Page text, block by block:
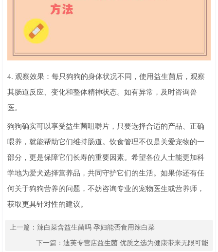
4. 观察效果：每只狗狗的身体状况不同，使用益生菌后，观察
其肠道反应、变化和整体精神状态。如有异常，及时咨询兽
医。
狗狗确实可以享受益生菌咀嚼片，只要选择合适的产品、正确
喂养，就能帮助它们维持肠道。饮食管理不仅是关爱宠物的一
部分，更是保障它们长寿的重要因素。希望各位人士能更加科
学地为爱犬选择营养品，共同守护它们的生活。如果你还有任
何关于狗狗营养的问题，不妨咨询专业的宠物医生或营养师，
获取更具针对性的建议。
上一篇：辣白菜含益生菌吗 孕妇能否食用辣白菜
下一篇： 迪芙专营店益生菌 优质之选为健康带来无限可能